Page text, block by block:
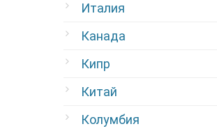
Италия
Канада
Кипр
Китай
Колумбия